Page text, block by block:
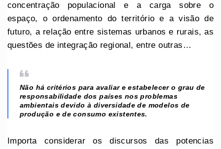
concentração populacional e a carga sobre o
espaço, o ordenamento do território e a visão de
futuro, a relação entre sistemas urbanos e rurais, as
questões de integração regional, entre outras…
Não há critérios para avaliar e estabelecer o grau de
responsabilidade dos países nos problemas
ambientais devido à diversidade de modelos de
produção e de consumo existentes.
Importa considerar os discursos das potencias